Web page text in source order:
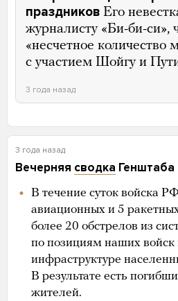
праздников Его
журналисту «Би-би-си»,
«несчетное количество
с участием Шойгу и
3 года назад
3 года назад
Вечерняя сводка Генштаба
В течение суток войска
авиационных и 5
более 20 обстрелов из
по позициям наших войск
инфраструктуре
В результате есть
жителей.